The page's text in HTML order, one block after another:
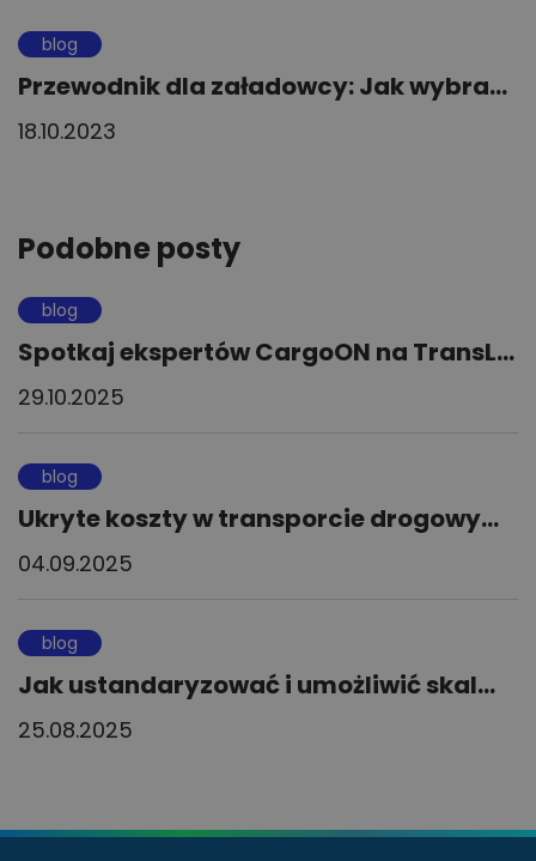
blog
Przewodnik dla załadowcy: Jak wybra...
18.10.2023
Podobne posty
blog
Spotkaj ekspertów CargoON na TransL...
29.10.2025
blog
Ukryte koszty w transporcie drogowy...
04.09.2025
blog
Jak ustandaryzować i umożliwić skal...
25.08.2025